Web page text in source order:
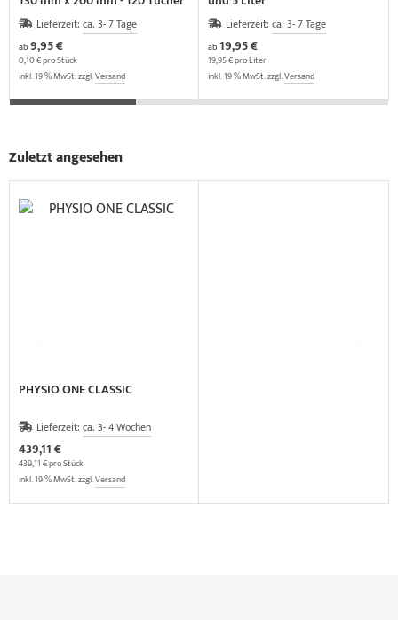
Lieferzeit: ca. 3- 7 Tage
ab9,95 €
0,10 € pro Stück
inkl. 19 % MwSt. zzgl.Versand
Lieferzeit: ca. 3- 7 Tage
ab19,95 €
19,95 € pro Liter
inkl. 19 % MwSt. zzgl.Versand
Zuletzt angesehen
PHYSIO ONE CLASSIC
Lieferzeit: ca. 3- 4 Wochen
439,11 €
439,11 € pro Stück
inkl. 19 % MwSt. zzgl.Versand